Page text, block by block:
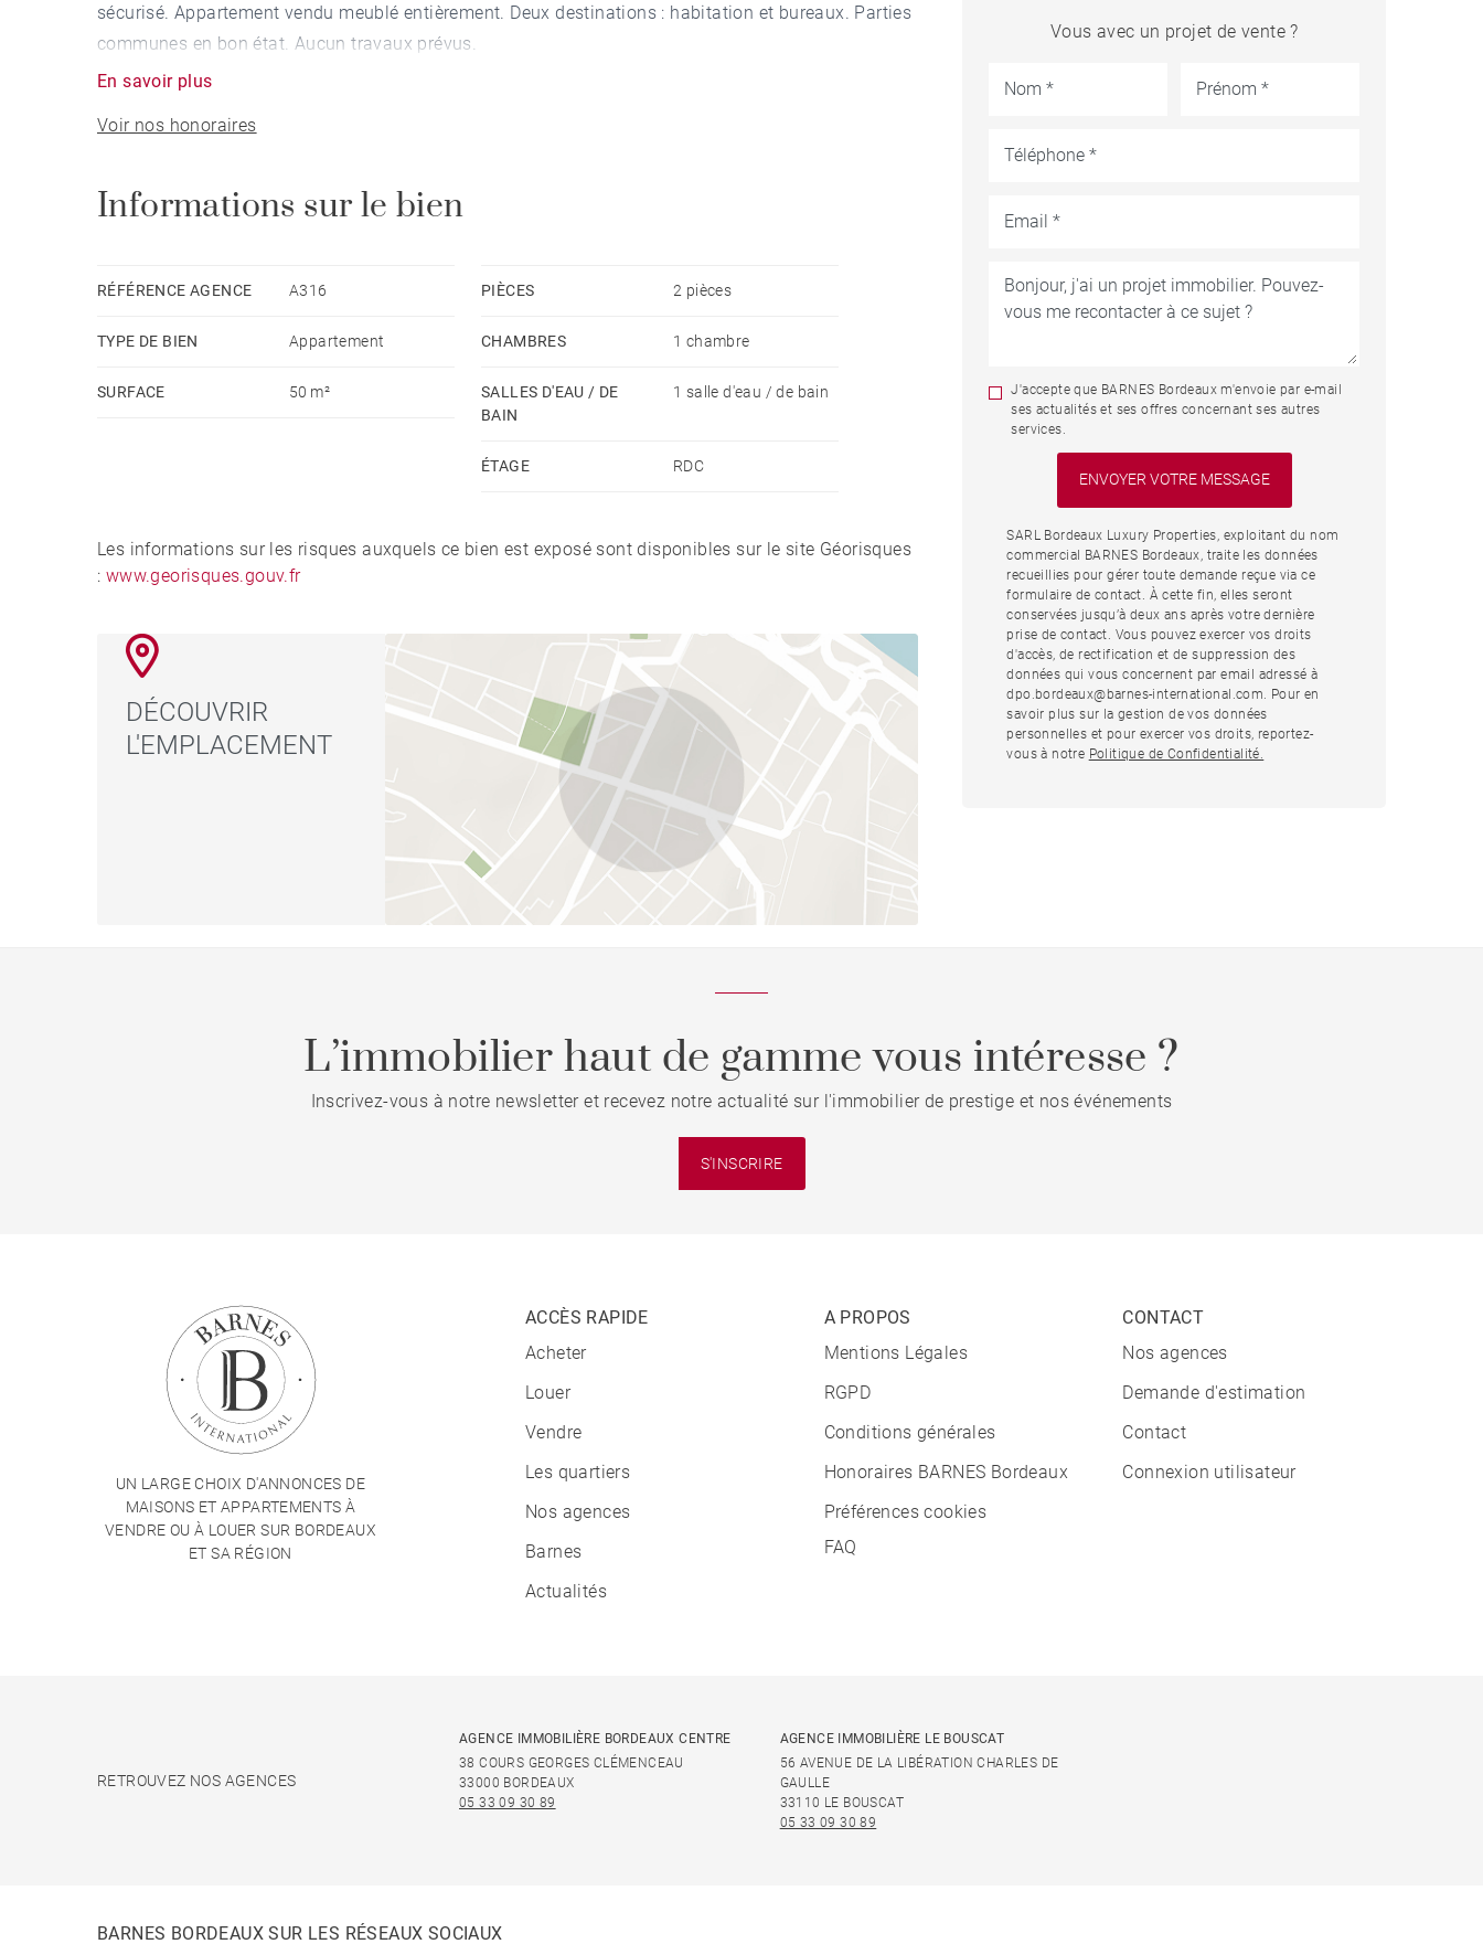
sécurisé. Appartement vendu meublé entièrement. Deux destinations : habitation et bureaux. Parties
communes en bon état. Aucun travaux prévus.
En savoir plus
Voir nos honoraires
Informations sur le bien
RÉFÉRENCE AGENCE A316
TYPE DE BIEN Appartement
SURFACE 50 m²
PIÈCES 2 pièces
CHAMBRES 1 chambre
SALLES D'EAU / DE
BAIN
1 salle d'eau / de bain
ÉTAGE RDC
Les informations sur les risques auxquels ce bien est exposé sont disponibles sur le site Géorisques
: www.georisques.gouv.fr
DÉCOUVRIR
L'EMPLACEMENT
Vous avec un projet de vente ?
J'accepte que BARNES Bordeaux m'envoie par e-mail
ses actualités et ses offres concernant ses autres
services.
SARL Bordeaux Luxury Properties, exploitant du nom
commercial BARNES Bordeaux, traite les données
recueillies pour gérer toute demande reçue via ce
formulaire de contact. À cette fin, elles seront
conservées jusqu’à deux ans après votre dernière
prise de contact. Vous pouvez exercer vos droits
d'accès, de rectification et de suppression des
données qui vous concernent par email adressé à
dpo.bordeaux@barnes-international.com. Pour en
savoir plus sur la gestion de vos données
personnelles et pour exercer vos droits, reportez-
vous à notre Politique de Confidentialité.
L’immobilier haut de gamme vous intéresse ?
Inscrivez-vous à notre newsletter et recevez notre actualité sur l'immobilier de prestige et nos événements
S'INSCRIRE
UN LARGE CHOIX D'ANNONCES DE
MAISONS ET APPARTEMENTS À
VENDRE OU À LOUER SUR BORDEAUX
ET SA RÉGION
ACCÈS RAPIDE
Acheter
Louer
Vendre
Les quartiers
Nos agences
Barnes
Actualités
A PROPOS
Mentions Légales
RGPD
Conditions générales
Honoraires BARNES Bordeaux
Préférences cookies
FAQ
CONTACT
Nos agences
Demande d'estimation
Contact
Connexion utilisateur
RETROUVEZ NOS AGENCES
AGENCE IMMOBILIÈRE BORDEAUX CENTRE
38 COURS GEORGES CLÉMENCEAU
33000 BORDEAUX
05 33 09 30 89
AGENCE IMMOBILIÈRE LE BOUSCAT
56 AVENUE DE LA LIBÉRATION CHARLES DE
GAULLE
33110 LE BOUSCAT
05 33 09 30 89
BARNES BORDEAUX SUR LES RÉSEAUX SOCIAUX